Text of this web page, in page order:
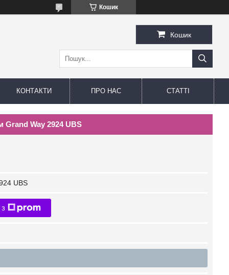
Кошик
Кошик
КОНТАКТИ ПРО НАС СТАТТІ
Grand Way 2924 UBS
UBS